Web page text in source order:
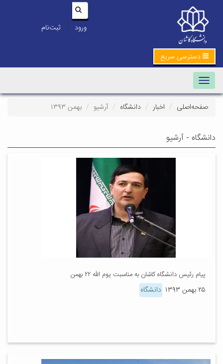
ورود | ثبت‌نام
دسترسی سریع
Toggle navigation
صفحه‌اصلی اخبار دانشگاه آرشیو بهمن ۱۳۹۳
دانشگاه - آرشیو
پیام رئیس دانشگاه کاشان به مناسبت یوم الله ۲۲ بهمن
۲۵ بهمن ۱۳۹۳ دانشگاه